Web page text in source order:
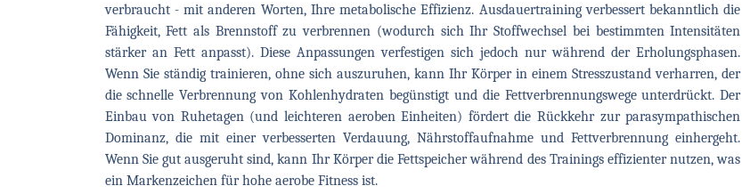
verbraucht - mit anderen Worten, Ihre metabolische Effizienz. Ausdauertraining verbessert bekanntlich die
Fähigkeit, Fett als Brennstoff zu verbrennen (wodurch sich Ihr Stoffwechsel bei bestimmten Intensitäten
stärker an Fett anpasst). Diese Anpassungen verfestigen sich jedoch nur während der Erholungsphasen.
Wenn Sie ständig trainieren, ohne sich auszuruhen, kann Ihr Körper in einem Stresszustand verharren, der
die schnelle Verbrennung von Kohlenhydraten begünstigt und die Fettverbrennungswege unterdrückt. Der
Einbau von Ruhetagen (und leichteren aeroben Einheiten) fördert die Rückkehr zur parasympathischen
Dominanz, die mit einer verbesserten Verdauung, Nährstoffaufnahme und Fettverbrennung einhergeht.
Wenn Sie gut ausgeruht sind, kann Ihr Körper die Fettspeicher während des Trainings effizienter nutzen, was
ein Markenzeichen für hohe aerobe Fitness ist.